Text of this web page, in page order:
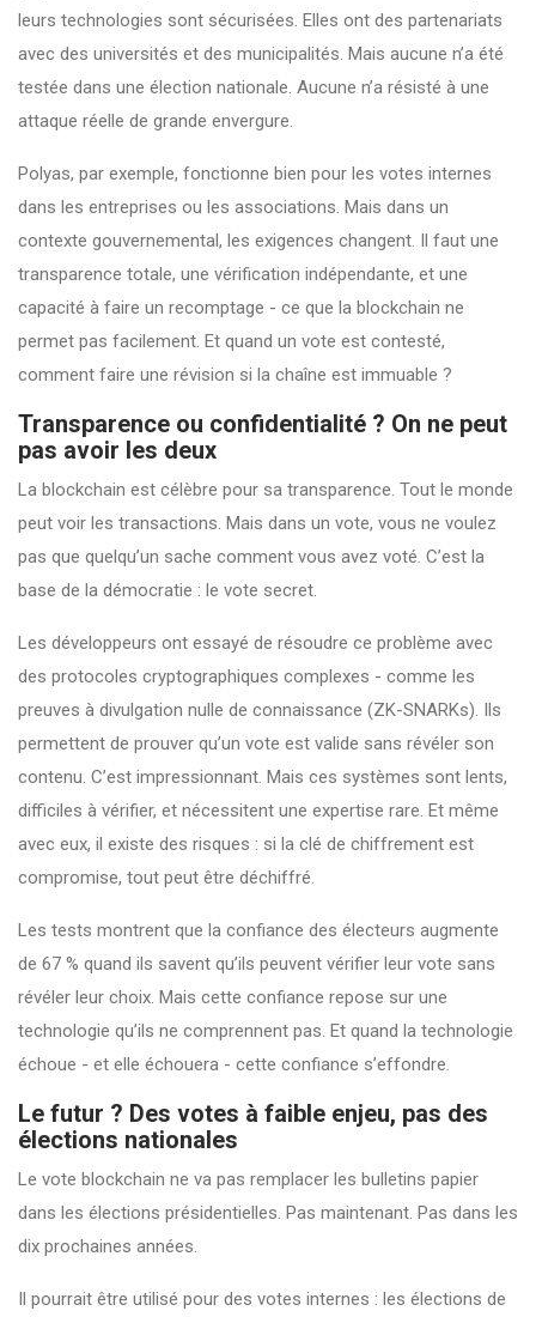
leurs technologies sont sécurisées. Elles ont des partenariats
avec des universités et des municipalités. Mais aucune n’a été
testée dans une élection nationale. Aucune n’a résisté à une
attaque réelle de grande envergure.
Polyas, par exemple, fonctionne bien pour les votes internes
dans les entreprises ou les associations. Mais dans un
contexte gouvernemental, les exigences changent. Il faut une
transparence totale, une vérification indépendante, et une
capacité à faire un recomptage - ce que la blockchain ne
permet pas facilement. Et quand un vote est contesté,
comment faire une révision si la chaîne est immuable ?
Transparence ou confidentialité ? On ne peut
pas avoir les deux
La blockchain est célèbre pour sa transparence. Tout le monde
peut voir les transactions. Mais dans un vote, vous ne voulez
pas que quelqu’un sache comment vous avez voté. C’est la
base de la démocratie : le vote secret.
Les développeurs ont essayé de résoudre ce problème avec
des protocoles cryptographiques complexes - comme les
preuves à divulgation nulle de connaissance (ZK-SNARKs). Ils
permettent de prouver qu’un vote est valide sans révéler son
contenu. C’est impressionnant. Mais ces systèmes sont lents,
difficiles à vérifier, et nécessitent une expertise rare. Et même
avec eux, il existe des risques : si la clé de chiffrement est
compromise, tout peut être déchiffré.
Les tests montrent que la confiance des électeurs augmente
de 67 % quand ils savent qu’ils peuvent vérifier leur vote sans
révéler leur choix. Mais cette confiance repose sur une
technologie qu’ils ne comprennent pas. Et quand la technologie
échoue - et elle échouera - cette confiance s’effondre.
Le futur ? Des votes à faible enjeu, pas des
élections nationales
Le vote blockchain ne va pas remplacer les bulletins papier
dans les élections présidentielles. Pas maintenant. Pas dans les
dix prochaines années.
Il pourrait être utilisé pour des votes internes : les élections de